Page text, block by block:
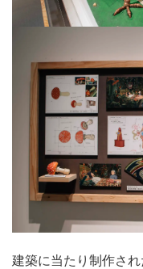
建築に当たり制作さ